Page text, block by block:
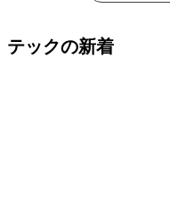
テックの新着